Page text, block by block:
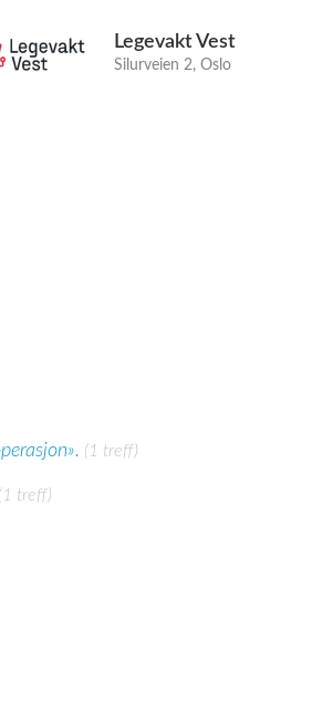
Legevakt Vest
Silurveien 2, Oslo
(1 treff)
(1 treff)